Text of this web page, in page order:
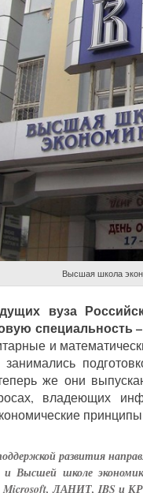
Высшая школа
вуза
специальность
и
занимались
же они
владеющих
развития
и Высшей школе
Microsoft, ЛАНИТ, IBS и